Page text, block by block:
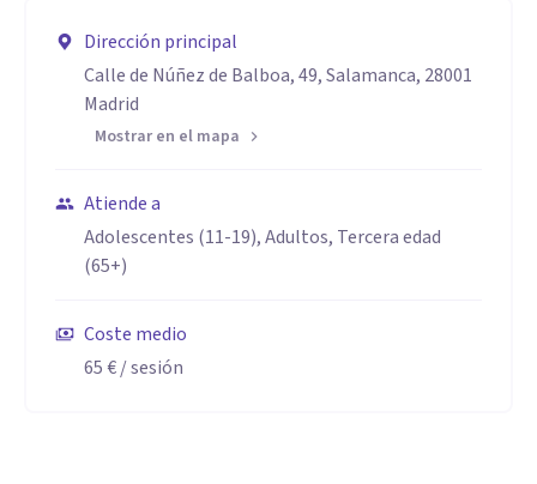
Dirección principal
Calle de Núñez de Balboa, 49, Salamanca, 28001
Madrid
Mostrar en el mapa
Atiende a
Adolescentes (11-19), Adultos, Tercera edad
(65+)
Coste medio
65 €/ sesión